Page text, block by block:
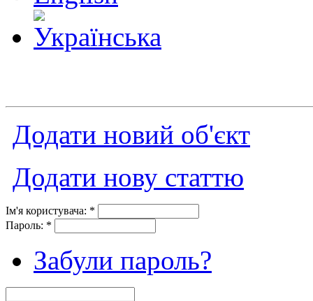
Додати новий об'єкт
Додати нову статтю
Ім'я користувача: *
Пароль: *
Забули пароль?